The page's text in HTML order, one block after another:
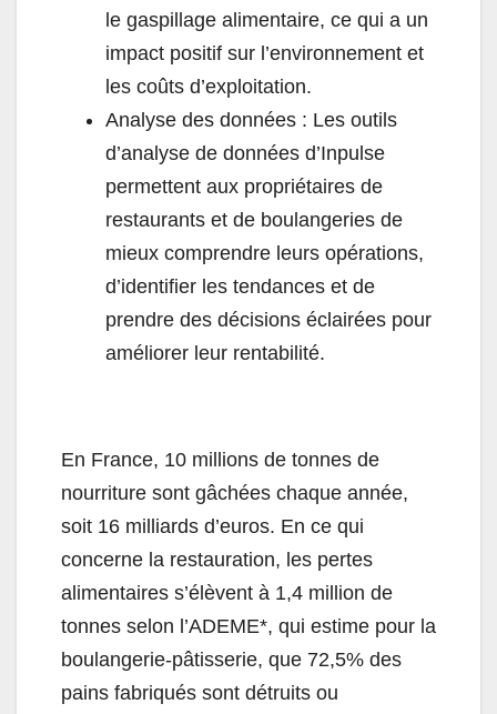
le gaspillage alimentaire, ce qui a un
impact positif sur l’environnement et
les coûts d’exploitation.
Analyse des données : Les outils
d’analyse de données d’Inpulse
permettent aux propriétaires de
restaurants et de boulangeries de
mieux comprendre leurs opérations,
d’identifier les tendances et de
prendre des décisions éclairées pour
améliorer leur rentabilité.
En France, 10 millions de tonnes de
nourriture sont gâchées chaque année,
soit 16 milliards d’euros. En ce qui
concerne la restauration, les pertes
alimentaires s’élèvent à 1,4 million de
tonnes selon l’ADEME*, qui estime pour la
boulangerie-pâtisserie, que 72,5% des
pains fabriqués sont détruits ou